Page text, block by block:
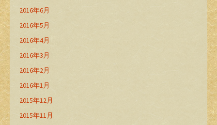
2016年6月
2016年5月
2016年4月
2016年3月
2016年2月
2016年1月
2015年12月
2015年11月